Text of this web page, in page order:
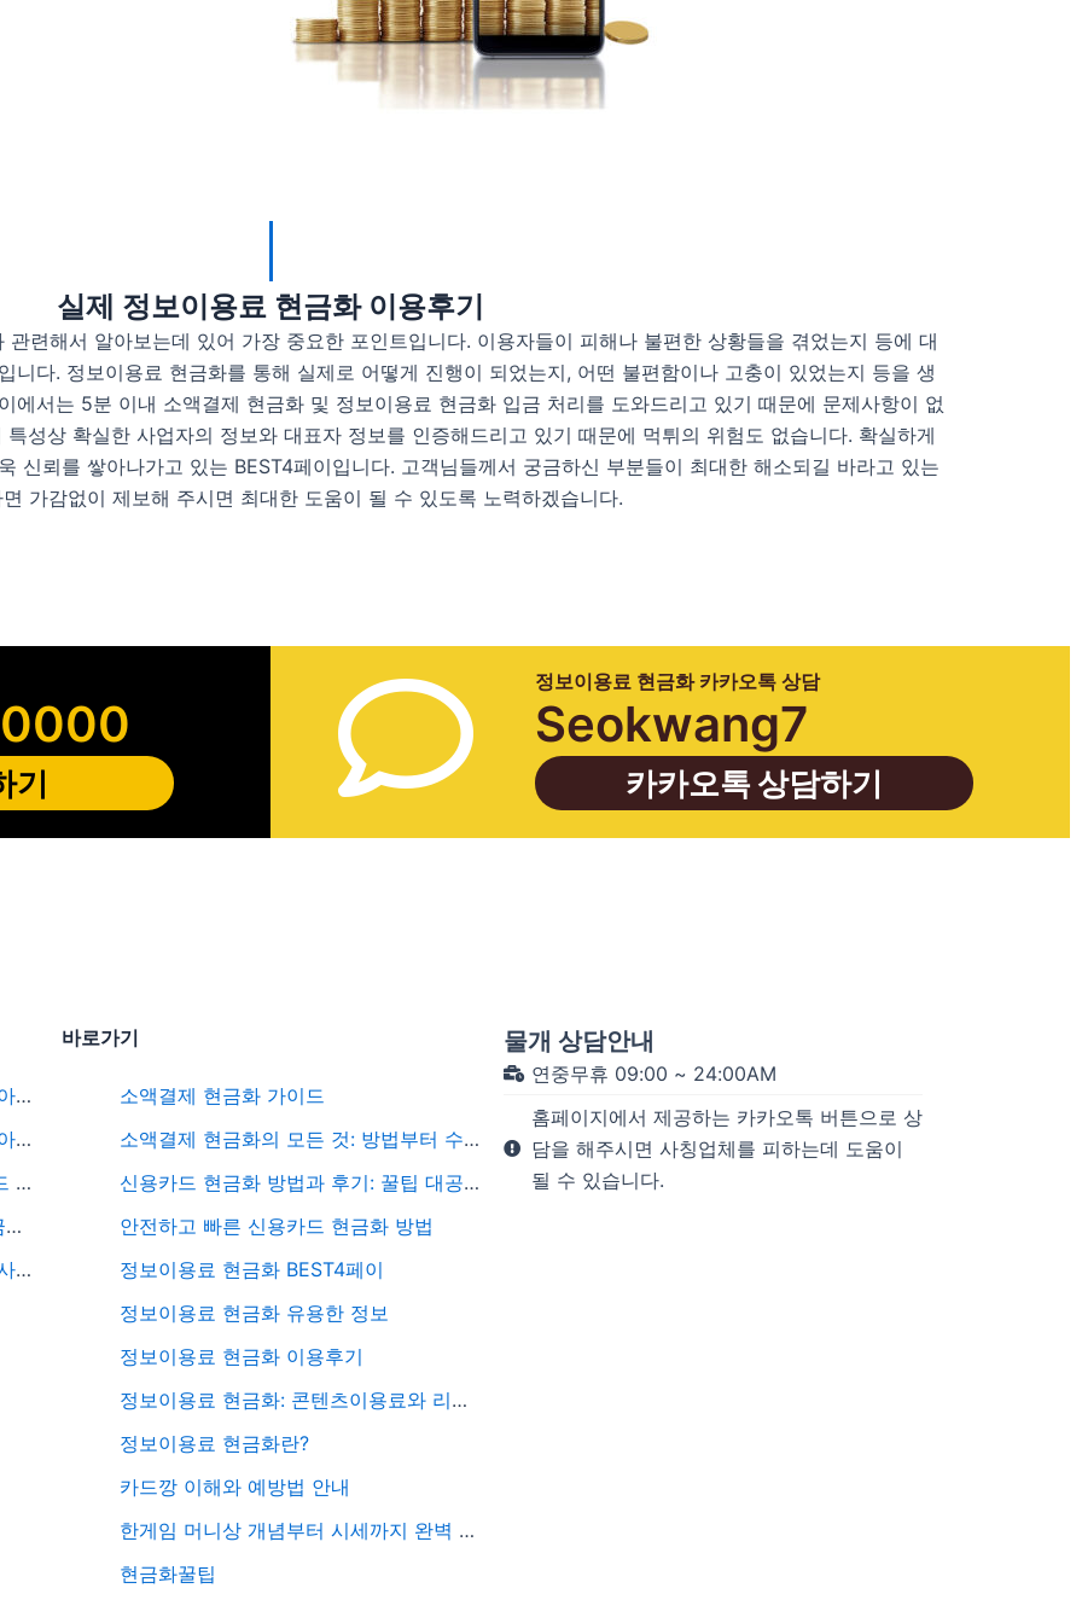
실제 정보이용료 현금화 이용후기
련해서 알아보는데 있어 가장 중요한 포인트입니다. 이용자들이 피해나 불편한 상황들을 겪었는지 등에 대
니다. 정보이용료 현금화를 통해 실제로 어떻게 진행이 되었는지, 어떤 불편함이나 고충이 있었는지 등을 생
에서는 5분 이내 소액결제 현금화 및 정보이용료 현금화 입금 처리를 도와드리고 있기 때문에 문제사항이 없
성상 확실한 사업자의 정보와 대표자 정보를 인증해드리고 있기 때문에 먹튀의 위험도 없습니다. 확실하게
신뢰를 쌓아나가고 있는 BEST4페이입니다. 고객님들께서 궁금하신 부분들이 최대한 해소되길 바라고 있는
가감없이 제보해 주시면 최대한 도움이 될 수 있도록 노력하겠습니다.
기
정보이용료 현금화 카카오톡 상담
Seokwang7
카카오톡 상담하기
삼성카드 포인트 현금화 절차와 꼭 알아야 할 포인트 현금화 주의사항
휴대폰 소액결제 차단 해제 방법을 알아본다면 여기서 정확하게 알고가자
법인카드 현금화 완벽 가이드 법인카드 카드깡의 실체까지 모두 공유
법인카드 상품권 구매 방법, 절차, 세금처리 3가지 중요한 정보 공유
원스토어 상품권 구매 기본 안내부터 사용후기, 추천 상품, 종류 및 특징 활용방법 핵심파악하기
바로가기
소액결제 현금화 가이드
소액결제 현금화의 모든 것: 방법부터 수수료까지 총정리
신용카드 현금화 방법과 후기: 꿀팁 대공개
안전하고 빠른 신용카드 현금화 방법
정보이용료 현금화 BEST4페이
정보이용료 현금화 유용한 정보
정보이용료 현금화 이용후기
정보이용료 현금화: 콘텐츠이용료와 리니지 M 다이아 활용 전략
정보이용료 현금화란?
카드깡 이해와 예방법 안내
한게임 머니상 개념부터 시세까지 완벽 분석
현금화꿀팁
물개 상담안내
연중무휴 09:00 ~ 24:00AM
홈페이지에서 제공하는 카카오톡 버튼으로 상
담을 해주시면 사칭업체를 피하는데 도움이
될 수 있습니다.